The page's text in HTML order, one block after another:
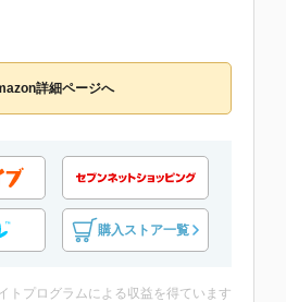
詳細ページへ
購入ストア一覧
トプログラムによる収益を得ています